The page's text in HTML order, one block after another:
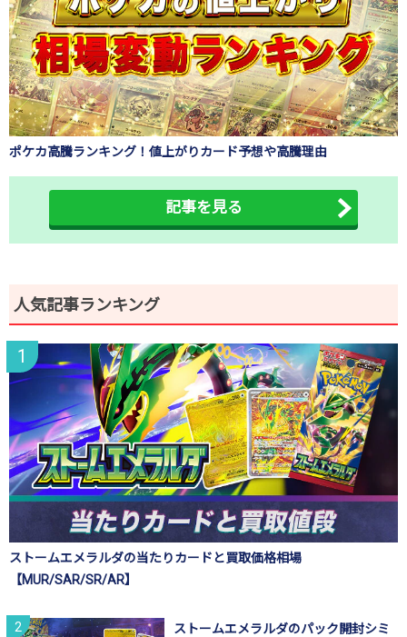
ポケカ高騰ランキング！値上がりカード予想や高騰理由
記事を見る
人気記事ランキング
ストームエメラルダの当たりカードと買取価格相場
【MUR/SAR/SR/AR】
ストームエメラルダのパック開封シミ